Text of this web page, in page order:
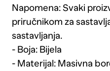
Napomena: Svaki
priručnikom za
sastavljanja.
- Boja: Bijela
- Materijal: Masivna